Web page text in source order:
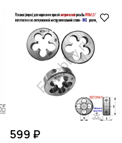
Расходные
материалы и
оснастка
599 ₽